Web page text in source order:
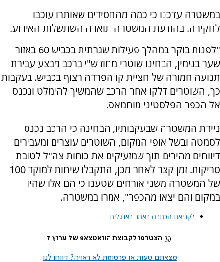
במשטרה עדכנו כי כמה מהחסידים שאותרו עוכבו
לחקירה. בהודעת המשטרה תוארה השתשלות האירוע.
"לפנות בוקר במהלך פעילות שגרתית בכביש 60 באזור
שער בנימין, הבחינו שוטרי מחוז ש"י ברכב מבצע עבירת
תנועה חמורה של חציית קו הפרדה רצוף בכביש. בעקבות
כך, השוטרים דלקו אחר הרכב שהמשיך להימלט ונכנס
אל הכפר הפלסטיני מוחמאס.
ניידת המשטרה שבעקבותיו, הבחינה כי הרכב נכנס
לסמטה ובשל אופי המקום, השוטרים עוצרים ומעבירים
דיווחים מהירים תוך שמזעיקים את כוחות צה"ל לטובת
סריקות. זמן קצר לאחר מכן, התקבלו שיחות למוקד 100
של המשטרה משני אזרחים שטענו כי הם אלו שהיו
במקום והם יצאו מהכפר", אמרו במשטרה.
לקריאת הכתבה באתר באנגלית
הצטרפו לקבוצת הוואטצאפ של ערוץ 7
מצאתם טעות או פרסומת לא ראויה? דווחו לנו